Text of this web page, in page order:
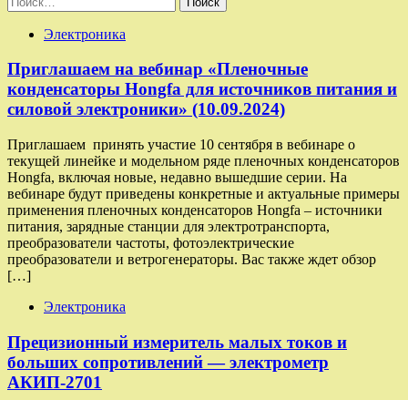
Электроника
Приглашаем на вебинар «Пленочные
конденсаторы Hongfa для источников питания и
силовой электроники» (10.09.2024)
Приглашаем принять участие 10 сентября в вебинаре о
текущей линейке и модельном ряде пленочных конденсаторов
Hongfa, включая новые, недавно вышедшие серии. На
вебинаре будут приведены конкретные и актуальные примеры
применения пленочных конденсаторов Hongfa – источники
питания, зарядные станции для электротранспорта,
преобразователи частоты, фотоэлектрические
преобразователи и ветрогенераторы. Вас также ждет обзор
[…]
Электроника
Прецизионный измеритель малых токов и
больших сопротивлений — электрометр
АКИП-2701